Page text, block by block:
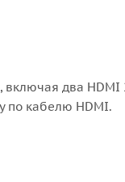
два HDMI
по кабелю HDMI.